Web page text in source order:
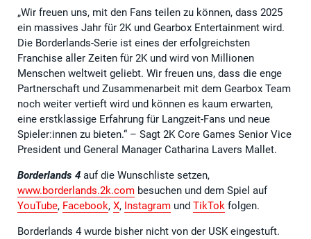
„Wir freuen uns, mit den Fans teilen zu können, dass 2025
ein massives Jahr für 2K und Gearbox Entertainment wird.
Die Borderlands-Serie ist eines der erfolgreichsten
Franchise aller Zeiten für 2K und wird von Millionen
Menschen weltweit geliebt. Wir freuen uns, dass die enge
Partnerschaft und Zusammenarbeit mit dem Gearbox Team
noch weiter vertieft wird und können es kaum erwarten,
eine erstklassige Erfahrung für Langzeit-Fans und neue
Spieler:innen zu bieten.“ – Sagt 2K Core Games Senior Vice
President und General Manager Catharina Lavers Mallet.
Borderlands 4 auf die Wunschliste setzen,
www.borderlands.2k.com besuchen und dem Spiel auf
YouTube, Facebook, X, Instagram und TikTok folgen.
Borderlands 4 wurde bisher nicht von der USK eingestuft.